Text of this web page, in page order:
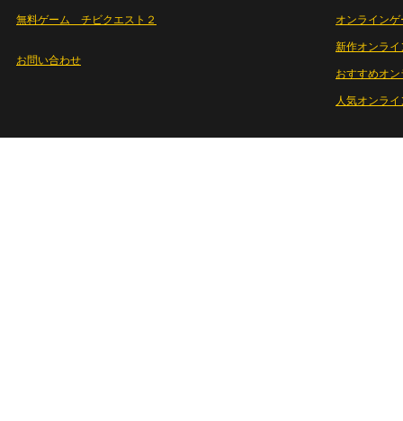
無料ゲーム チビクエスト２
お問い合わせ
オンライン
新作オンライ
おすすめオ
人気オンラ